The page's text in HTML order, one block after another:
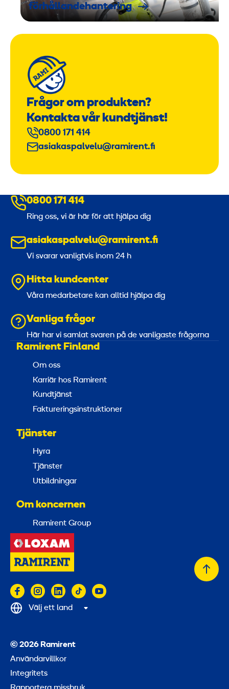
förhållandehantering
Frågor om produkten?
Kontakta vår kundtjänst!
0800 171 414
asiakaspalvelu@ramirent.fi
0800 171 414
Ring oss, vi är här för att hjälpa dig
asiakaspalvelu@ramirent.fi
Vi svarar vanligtvis inom 24 h
Hitta kundcenter
Våra medarbetare kan alltid hjälpa dig
Vanliga frågor
Här har vi samlat svaren på de vanligaste frågorna
Ramirent Finland
Om oss
Karriär hos Ramirent
Kundtjänst
Faktureringsinstruktioner
Tjänster
Hyra
Tjänster
Utbildningar
Om koncernen
Ramirent Group
© 2026 Ramirent
Användarvillkor
Integritets
Välj ett land